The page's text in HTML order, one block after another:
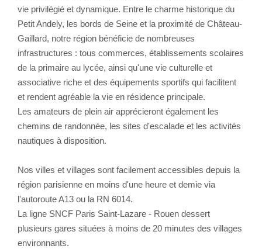
vie privilégié et dynamique. Entre le charme historique du
Petit Andely, les bords de Seine et la proximité de Château-
Gaillard, notre région bénéficie de nombreuses
infrastructures : tous commerces, établissements scolaires
de la primaire au lycée, ainsi qu'une vie culturelle et
associative riche et des équipements sportifs qui facilitent
et rendent agréable la vie en résidence principale.
Les amateurs de plein air apprécieront également les
chemins de randonnée, les sites d'escalade et les activités
nautiques à disposition.
Nos villes et villages sont facilement accessibles depuis la
région parisienne en moins d'une heure et demie via
l'autoroute A13 ou la RN 6014.
La ligne SNCF Paris Saint-Lazare - Rouen dessert
plusieurs gares situées à moins de 20 minutes des villages
environnants.